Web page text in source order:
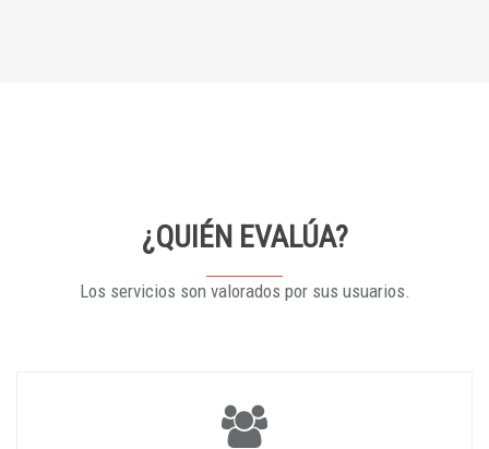
¿QUIÉN EVALÚA?
Los servicios son valorados por sus usuarios.